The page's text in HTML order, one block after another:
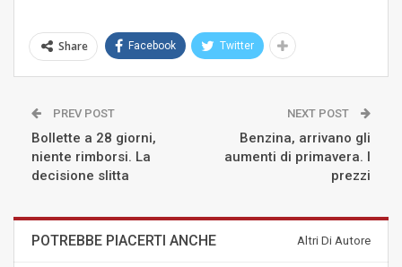
Share Facebook Twitter
PREV POST
Bollette a 28 giorni,
niente rimborsi. La
decisione slitta
NEXT POST
Benzina, arrivano gli
aumenti di primavera. I
prezzi
POTREBBE PIACERTI ANCHE Altri Di Autore